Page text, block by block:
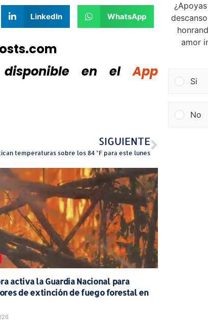
LinkedIn WhatsApp
en el
App
SIGUIENTE
temperaturas sobre los 84 °F para este lunes
activa la Guardia Nacional para
de extinción de fuego forestal en
amor
Si
No